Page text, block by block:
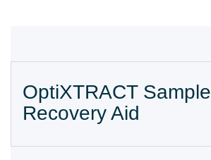
OptiXTRACT Sample
Recovery Aid